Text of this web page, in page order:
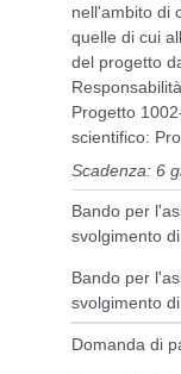
nell'ambito di
quelle di cui
del progetto
Progetto
scientifico:
Scadenza: 6
Bando per
svolgimento
Bando per
svolgimento
Domanda di